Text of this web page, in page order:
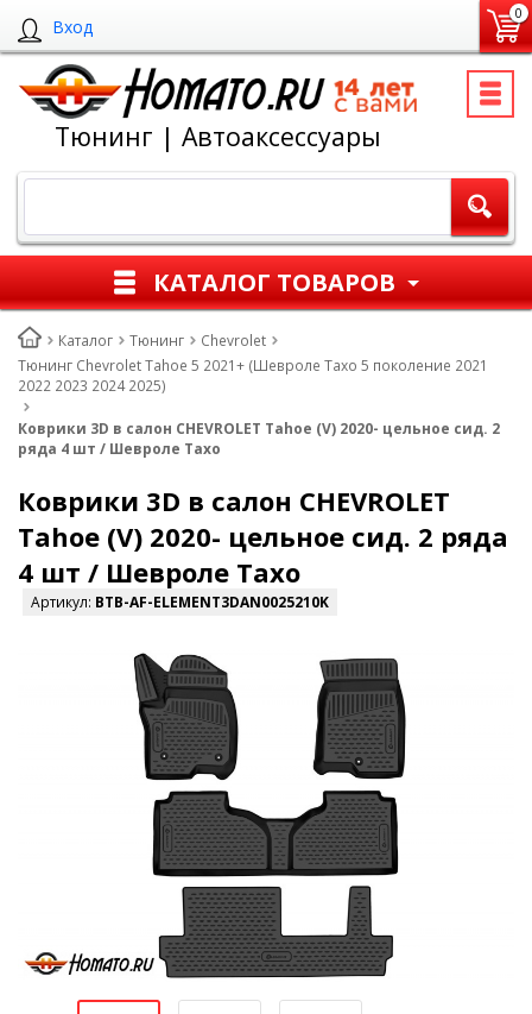
Вход
0
Тюнинг | Автоаксессуары
КАТАЛОГ ТОВАРОВ
Каталог Тюнинг
Chevrolet
Тюнинг Chevrolet Tahoe 5 2021+ (Шевроле Тахо 5 поколение 2021
2022 2023 2024 2025)
Коврики 3D в салон CHEVROLET Tahoe (V) 2020- цельное сид. 2
ряда 4 шт / Шевроле Тахо
Коврики 3D в салон CHEVROLET
Tahoe (V) 2020- цельное сид. 2 ряда
4 шт / Шевроле Тахо
Артикул: BTB-AF-ELEMENT3DAN0025210K